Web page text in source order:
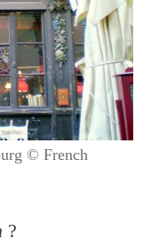
© French
?